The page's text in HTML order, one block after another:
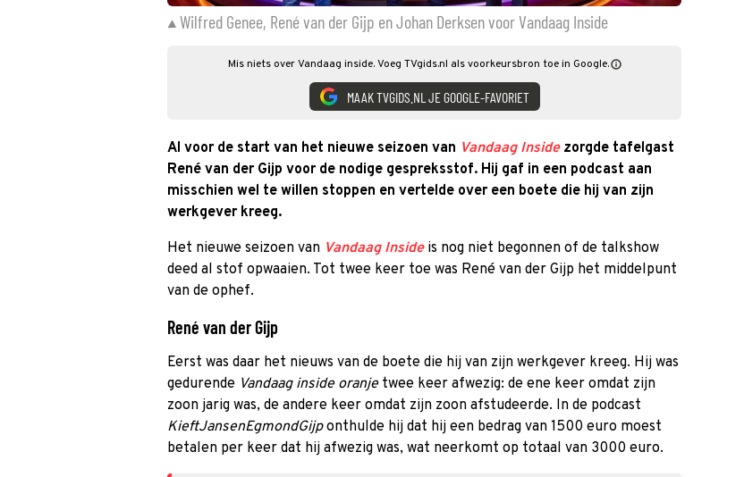
Wilfred Genee, René van der Gijp en Johan Derksen voor Vandaag Inside
Mis niets over Vandaag inside. Voeg TVgids.nl als voorkeursbron toe in Google.
MAAK TVGIDS.NL JE GOOGLE-FAVORIET
Al voor de start van het nieuwe seizoen van Vandaag Insidezorgde tafelgast
René van der Gijp voor de nodige gespreksstof. Hij gaf in een podcast aan
misschien wel te willen stoppen en vertelde over een boete die hij van zijn
werkgever kreeg.
Het nieuwe seizoen van Vandaag Insideis nog niet begonnen of de talkshow
deed al stof opwaaien. Tot twee keer toe was René van der Gijp het middelpunt
van de ophef.
René van der Gijp
Eerst was daar het nieuws van de boete die hij van zijn werkgever kreeg. Hij was
gedurende Vandaag inside oranjetwee keer afwezig: de ene keer omdat zijn
zoon jarig was, de andere keer omdat zijn zoon afstudeerde. In de podcast
KieftJansenEgmondGijponthulde hij dat hij een bedrag van 1500 euro moest
betalen per keer dat hij afwezig was, wat neerkomt op totaal van 3000 euro.